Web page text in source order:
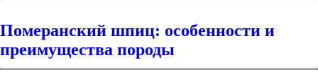
Померанский шпиц: особенности и
преимущества породы